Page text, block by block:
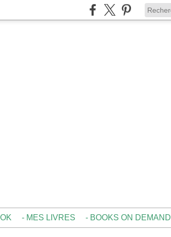
- MES LIVRES - BOOKS ON DEMAND